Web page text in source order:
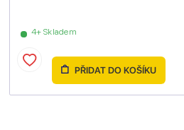
4+ Skladem
PŘIDAT DO KOŠÍKU